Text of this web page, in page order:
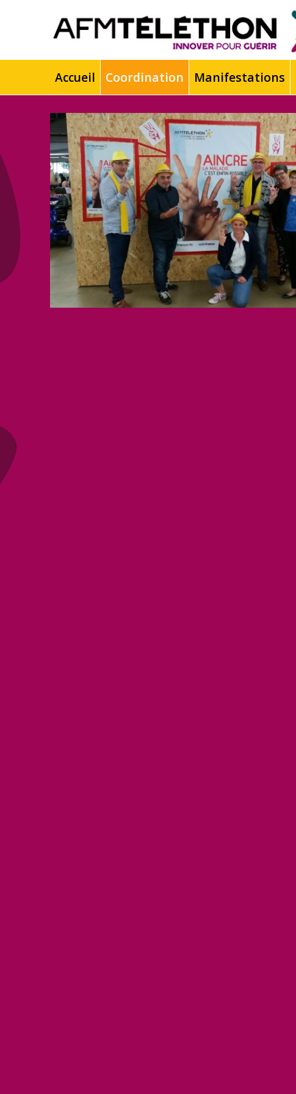
Accueil Coordination Manifestations